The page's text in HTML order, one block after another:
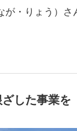
が・りょう）さ
した事業を